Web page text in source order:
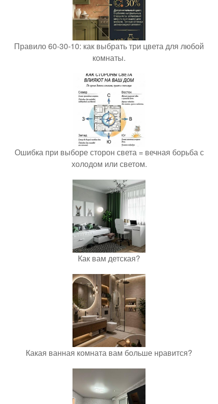
Правило 60-30-10: как выбрать три цвета для любой
комнаты.
Ошибка при выборе сторон света = вечная борьба с
холодом или светом.
Как вам детская?
Какая ванная комната вам больше нравится?